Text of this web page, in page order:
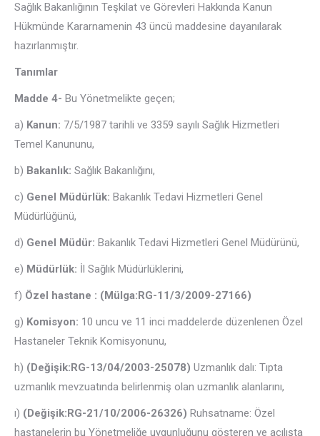
Sağlık Bakanlığının Teşkilat ve Görevleri Hakkında Kanun
Hükmünde Kararnamenin 43 üncü maddesine dayanılarak
hazırlanmıştır.
Tanımlar
Madde 4- Bu Yönetmelikte geçen;
a) Kanun: 7/5/1987 tarihli ve 3359 sayılı Sağlık Hizmetleri
Temel Kanununu,
b) Bakanlık: Sağlık Bakanlığını,
c) Genel Müdürlük: Bakanlık Tedavi Hizmetleri Genel
Müdürlüğünü,
d) Genel Müdür: Bakanlık Tedavi Hizmetleri Genel Müdürünü,
e) Müdürlük: İl Sağlık Müdürlüklerini,
f) Özel hastane : (Mülga:RG-11/3/2009-27166)
g) Komisyon: 10 uncu ve 11 inci maddelerde düzenlenen Özel
Hastaneler Teknik Komisyonunu,
h) (Değişik:RG-13/04/2003-25078) Uzmanlık dalı: Tıpta
uzmanlık mevzuatında belirlenmiş olan uzmanlık alanlarını,
ı) (Değişik:RG-21/10/2006-26326) Ruhsatname: Özel
hastanelerin bu Yönetmeliğe uygunluğunu gösteren ve açılışta